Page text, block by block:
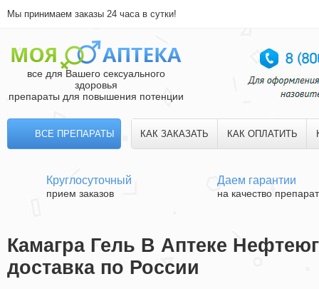
Мы принимаем заказы 24 часа в сутки!
все для Вашего сексуального
здоровья
препараты для повышения потенции
ВСЕ ПРЕПАРАТЫ КАК ЗАКАЗАТЬ КАК ОПЛАТИТЬ
Круглосуточный
прием заказов
Даем гарантии
на качество
Камагра Гель В Аптеке
доставка по России